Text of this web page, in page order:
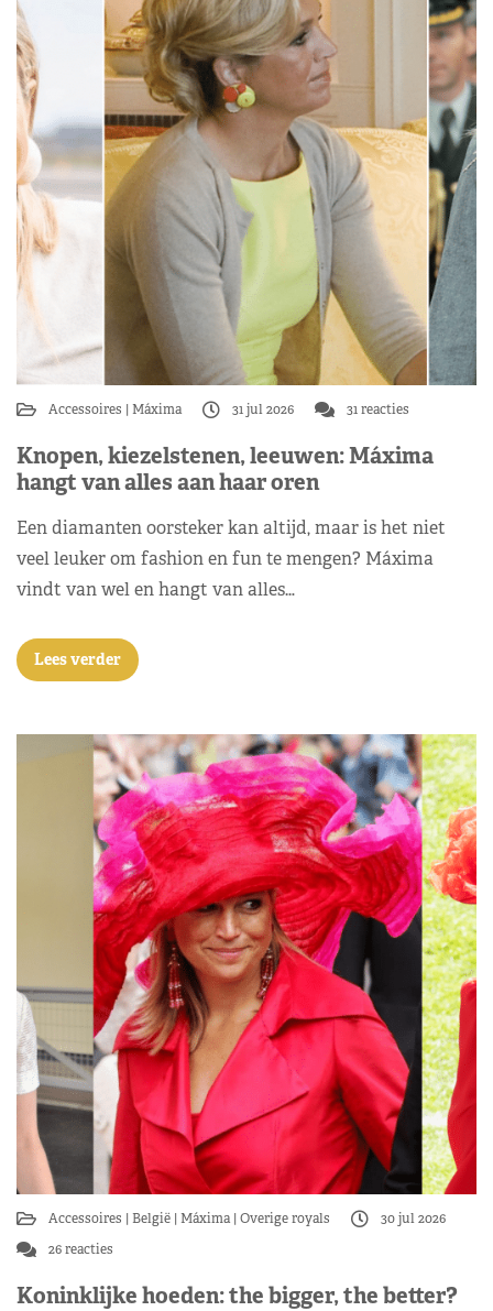
Accessoires Máxima 31 jul 2026 31 reacties
Knopen, kiezelstenen, leeuwen: Máxima
hangt van alles aan haar oren
Een diamanten oorsteker kan altijd, maar is het niet
veel leuker om fashion en fun te mengen? Máxima
vindt van wel en hangt van alles…
Lees verder
Accessoires België Máxima Overige royals
30 jul 2026
26 reacties
Koninklijke hoeden: the bigger, the better?